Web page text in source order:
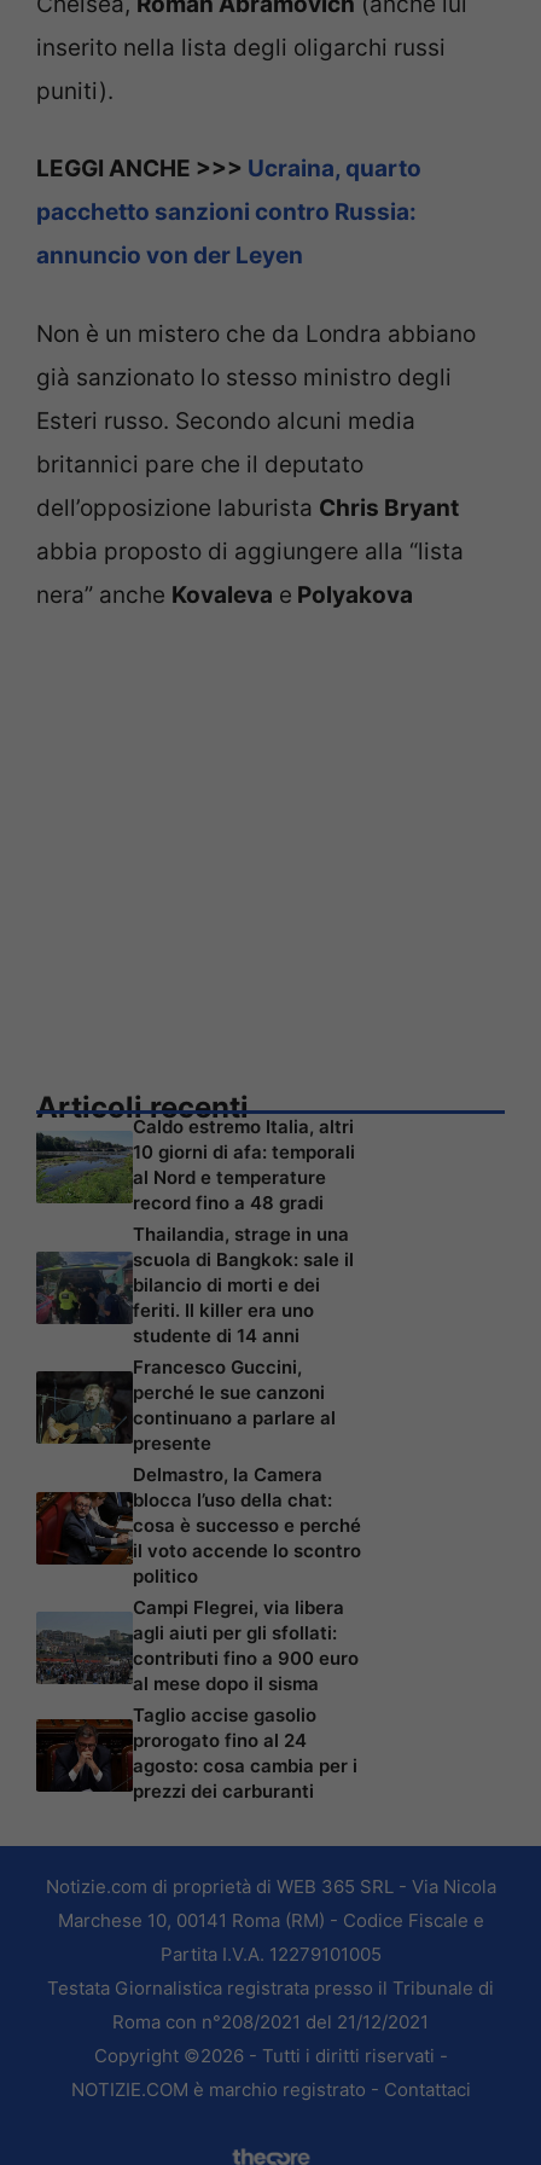
inserito nella lista degli oligarchi russi
puniti).
LEGGI ANCHE >>> Ucraina, quarto
pacchetto sanzioni contro Russia:
annuncio von der Leyen
Non è un mistero che da Londra abbiano
già sanzionato lo stesso ministro degli
Esteri russo. Secondo alcuni media
britannici pare che il deputato
dell’opposizione laburista Chris Bryant
abbia proposto di aggiungere alla “lista
nera” anche Kovaleva e Polyakova
Articoli recenti
Caldo estremo Italia, altri
10 giorni di afa: temporali
al Nord e temperature
record fino a 48 gradi
Thailandia, strage in una
scuola di Bangkok: sale il
bilancio di morti e dei
feriti. Il killer era uno
studente di 14 anni
Francesco Guccini,
perché le sue canzoni
continuano a parlare al
presente
Delmastro, la Camera
blocca l’uso della chat:
cosa è successo e perché
il voto accende lo scontro
politico
Campi Flegrei, via libera
agli aiuti per gli sfollati:
contributi fino a 900 euro
al mese dopo il sisma
Taglio accise gasolio
prorogato fino al 24
agosto: cosa cambia per i
prezzi dei carburanti
Notizie.com di proprietà di WEB 365 SRL - Via Nicola
Marchese 10, 00141 Roma (RM) - Codice Fiscale e
Partita I.V.A. 12279101005
Testata Giornalistica registrata presso il Tribunale di
Roma con n°208/2021 del 21/12/2021
Copyright ©2026 - Tutti i diritti riservati -
NOTIZIE.COM è marchio registrato - Contattaci